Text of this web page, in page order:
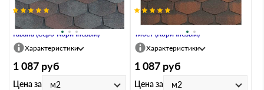
Гибкая черепица Katepal FORTE
Гавана (Серо-Коричневый)
Характеристики
1 087 руб
Цена за м2
Гибкая черепица Katepal FORTE
Тибет (Коричневый)
Характеристики
1 087 руб
Цена за м2